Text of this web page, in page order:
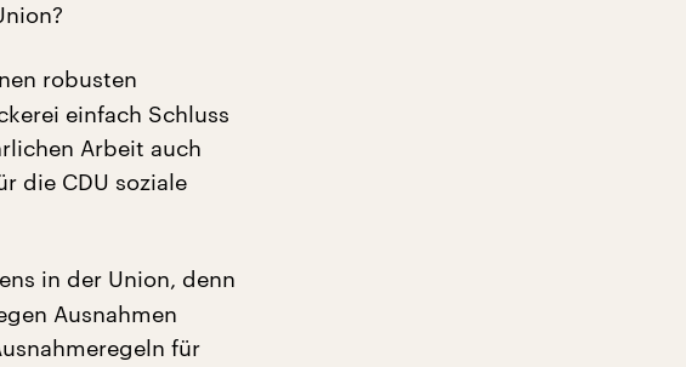
robusten
einfach Schluss
Arbeit auch
die CDU soziale
in der Union, denn
Ausnahmen
für